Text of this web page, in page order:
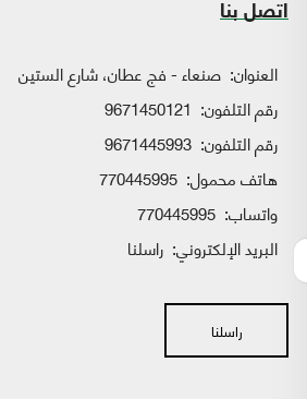
اتصل بنا
العنوان: صنعاء - فج عطان، شارع الستين
رقم التلفون: 9671450121
رقم التلفون: 9671445993
هاتف محمول: 770445995
واتساب:
البريد الإلكتروني: راسلنا
راسلنا